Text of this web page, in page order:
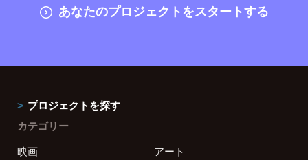
あなたのプロジェクトをスタートする
プロジェクトを探す
カテゴリー
映画
アート